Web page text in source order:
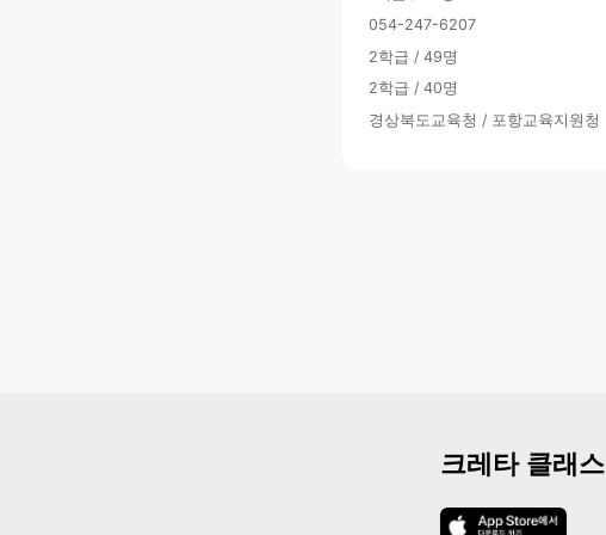
054-247-6207
2학급 / 49명
2학급 / 40명
경상북도교육청 / 포항교육지원청
크레타 클래스